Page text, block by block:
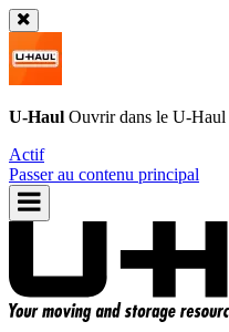
U-Haul Ouvrir dans le U-Haul
Actif
Passer au contenu principal